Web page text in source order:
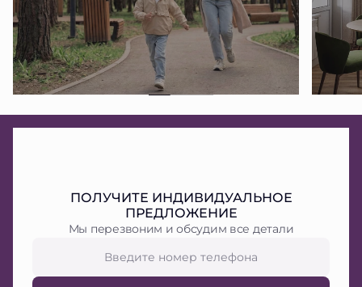
ПОЛУЧИТЕ ИНДИВИДУАЛЬНОЕ
ПРЕДЛОЖЕНИЕ
Мы перезвоним и обсудим все детали